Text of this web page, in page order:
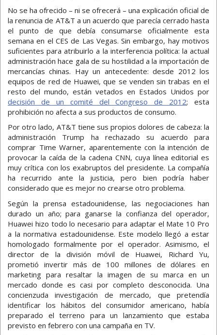
No se ha ofrecido – ni se ofrecerá – una explicación oficial de
la renuncia de AT&T a un acuerdo que parecía cerrado hasta
el punto de que debía consumarse oficialmente esta
semana en el CES de Las Vegas. Sin embargo, hay motivos
suficientes para atribuirlo a la interferencia política: la actual
administración hace gala de su hostilidad a la importación de
mercancías chinas. Hay un antecedente: desde 2012 los
equipos de red de Huawei, que se venden sin trabas en el
resto del mundo, están vetados en Estados Unidos por
decisión de un comité del Congreso de 2012; esta
prohibición no afecta a sus productos de consumo.
Por otro lado, AT&T tiene sus propios dolores de cabeza: la
administración Trump ha rechazado su acuerdo para
comprar Time Warner, aparentemente con la intención de
provocar la caída de la cadena CNN, cuya línea editorial es
muy crítica con los exabruptos del presidente. La compañía
ha recurrido ante la justicia, pero bien podría haber
considerado que es mejor no crearse otro problema.
Según la prensa estadounidense, las negociaciones han
durado un año; para ganarse la confianza del operador,
Huawei hizo todo lo necesario para adaptar el Mate 10 Pro
a la normativa estadounidense. Este modelo llegó a estar
homologado formalmente por el operador. Asimismo, el
director de la división móvil de Huawei, Richard Yu,
prometió invertir más de 100 millones de dólares en
marketing para resaltar la imagen de su marca en un
mercado donde es casi por completo desconocida. Una
concienzuda investigación de mercado, que pretendía
identificar los hábitos del consumidor americano, había
preparado el terreno para un lanzamiento que estaba
previsto en febrero con una campaña en TV.